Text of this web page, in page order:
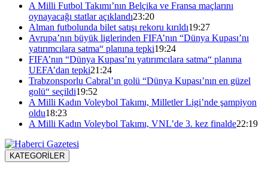
A Milli Futbol Takımı’nın Belçika ve Fransa maçlarını
oynayacağı statlar açıklandı23:20
Alman futbolunda bilet satışı rekoru kırıldı19:27
Avrupa’nın büyük liglerinden FIFA’nın “Dünya Kupası’nı
yatırımcılara satma“ planına tepki19:24
FIFA’nın “Dünya Kupası’nı yatırımcılara satma“ planına
UEFA’dan tepki21:24
Trabzonsporlu Cabral’ın golü “Dünya Kupası’nın en güzel
golü“ seçildi19:52
A Milli Kadın Voleybol Takımı, Milletler Ligi’nde şampiyon
oldu18:23
A Milli Kadın Voleybol Takımı, VNL’de 3. kez finalde22:19
KATEGORİLER